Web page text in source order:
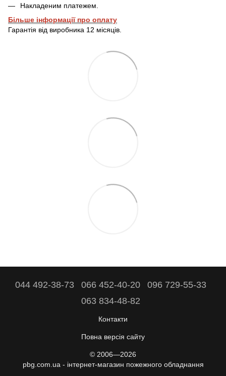
Накладеним платежем.
Більше інформації про оплату
Гарантія від виробника 12 місяців.
044 492-38-73 066 452-40-20
096 729-55-33
063 834-48-82
Контакти
Повна версія сайту
© 2006—2026
pbg.com.ua - інтернет-магазин пожежного обладнання